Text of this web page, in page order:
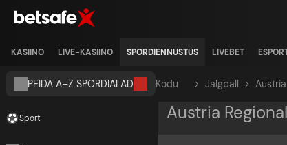
KASIINO LIVE-KASIINO SPORDIENNUSTUS LIVEBET
PEIDA A–Z SPORDIALAD Kodu > Jalgpall > Austria
Sport Austria